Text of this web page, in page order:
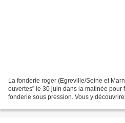
La fonderie roger (Egreville/Seine et
ouvertes" le 30 juin dans la matinée pour
fonderie sous pression. Vous y